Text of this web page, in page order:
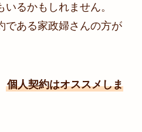
るかもしれません。
である家政婦さんの方が
個人契約はオススメしま